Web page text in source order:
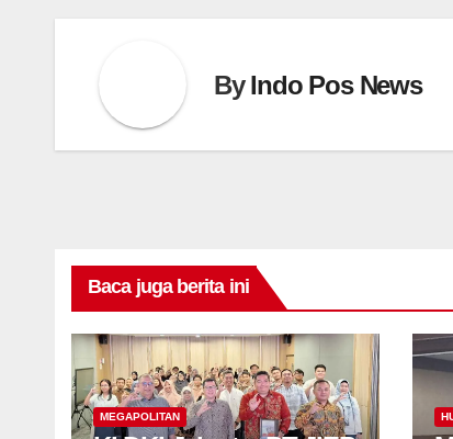
ByIndo Pos News
Baca juga berita ini
MEGAPOLITAN